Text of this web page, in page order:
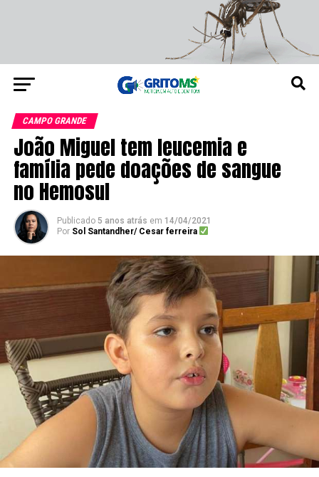
CAMPO GRANDE
João Miguel tem leucemia e
família pede doações de sangue
no Hemosul
Publicado 5 anos atrás em 14/04/2021
Por Sol Santandher/ Cesar ferreira